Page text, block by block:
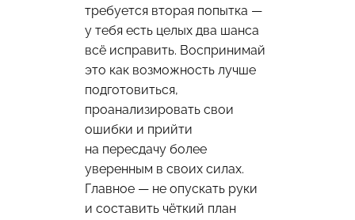
требуется вторая попытка —
у тебя есть целых два шанса
всё исправить. Воспринимай
это как возможность лучше
подготовиться,
проанализировать свои
ошибки и прийти
на пересдачу более
уверенным в своих силах.
Главное — не опускать руки
и составить чёткий план